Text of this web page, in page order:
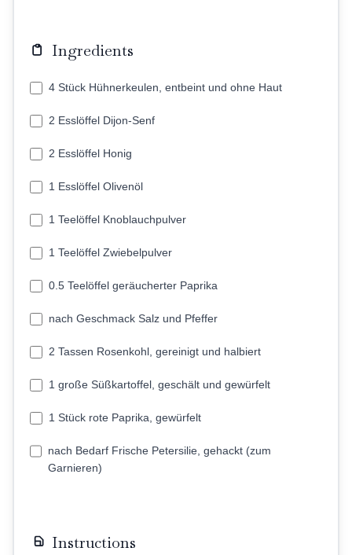
Ingredients
4 Stück Hühnerkeulen, entbeint und ohne Haut
2 Esslöffel Dijon-Senf
2 Esslöffel Honig
1 Esslöffel Olivenöl
1 Teelöffel Knoblauchpulver
1 Teelöffel Zwiebelpulver
0.5 Teelöffel geräucherter Paprika
nach Geschmack Salz und Pfeffer
2 Tassen Rosenkohl, gereinigt und halbiert
1 große Süßkartoffel, geschält und gewürfelt
1 Stück rote Paprika, gewürfelt
nach Bedarf Frische Petersilie, gehackt (zum
Garnieren)
Instructions